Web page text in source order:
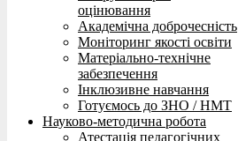
оцінювання
Академічна доброчесність
Моніторинг якості освіти
Матеріально-технічне
забезпечення
Інклюзивне навчання
Готуємось до ЗНО / НМТ
Науково-методична робота
Атестація педагогічних